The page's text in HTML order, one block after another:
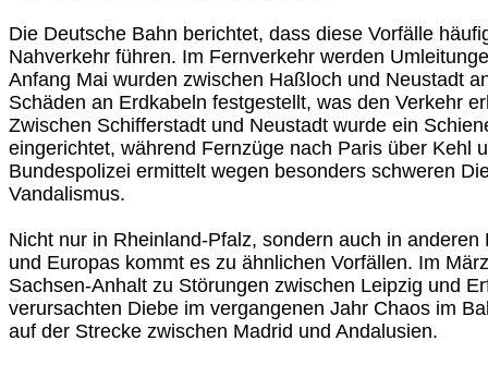
Die Deutsche Bahn berichtet, dass diese Vorfälle
Nahverkehr führen. Im Fernverkehr werden
Anfang Mai wurden zwischen Haßloch und Neustadt
Schäden an Erdkabeln festgestellt, was den Verkehr
Zwischen Schifferstadt und Neustadt wurde ein
eingerichtet, während Fernzüge nach Paris über Kehl
Bundespolizei ermittelt wegen besonders schweren
Vandalismus.
Nicht nur in Rheinland-Pfalz, sondern auch in
und Europas kommt es zu ähnlichen Vorfällen. Im
Sachsen-Anhalt zu Störungen zwischen Leipzig und
verursachten Diebe im vergangenen Jahr Chaos im
auf der Strecke zwischen Madrid und Andalusien.